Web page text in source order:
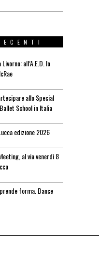
all’A.E.D. lo
allo Special
School in Italia
edizione 2026
al via venerdì 8
forma. Dance